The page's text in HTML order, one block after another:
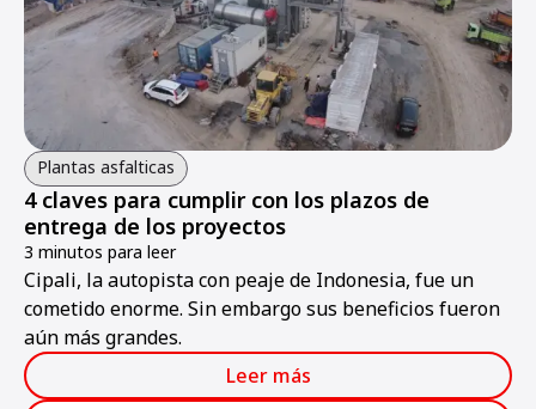
Plantas asfalticas
4 claves para cumplir con los plazos de
entrega de los proyectos
3 minutos para leer
Cipali, la autopista con peaje de Indonesia, fue un
cometido enorme. Sin embargo sus beneficios fueron
aún más grandes.
Leer más